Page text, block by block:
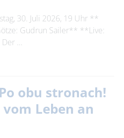
30. Juli 2026, 19 Uhr **
Gudrun Sailer** **Live:
Der …
obu stronach!
Leben an